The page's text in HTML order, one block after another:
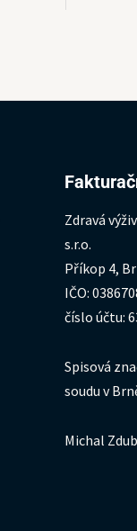
Zdravá
s.r.o.
Příkop 4,
IČO:
číslo účtu:
Spisová
soudu v
Michal